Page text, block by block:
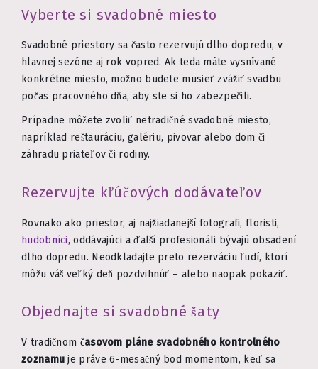
Vyberte si svadobné miesto
Svadobné priestory sa často rezervujú dlho dopredu, v
hlavnej sezóne aj rok vopred. Ak teda máte vysnívané
konkrétne miesto, možno budete musieť zvážiť svadbu
počas pracovného dňa, aby ste si ho zabezpečili.
Prípadne môžete zvoliť netradičné svadobné miesto,
napríklad reštauráciu, galériu, pivovar alebo dom či
záhradu priateľov či rodiny.
Rezervujte kľúčových dodávateľov
Rovnako ako priestor, aj najžiadanejší fotografi, floristi,
hudobníci, oddávajúci a ďalší profesionáli bývajú obsadení
dlho dopredu. Neodkladajte preto rezerváciu ľudí, ktorí
môžu váš veľký deň pozdvihnúť – alebo naopak pokaziť.
Objednajte si svadobné šaty
V tradičnom časovom pláne svadobného kontrolného
zoznamu je práve 6-mesačný bod momentom, keď sa